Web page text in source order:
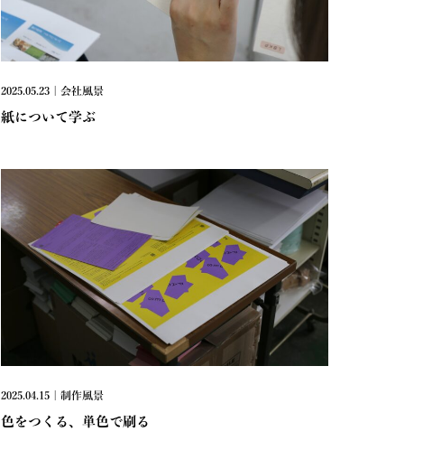
2025.05.23 | 会社風景
紙について学ぶ
2025.04.15 | 制作風景
色をつくる、単色で刷る